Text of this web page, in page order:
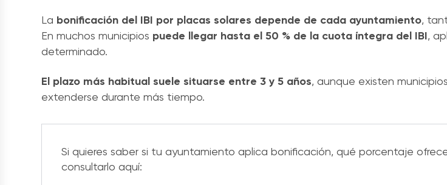
La bonificación del IBI por placas solares depende de cada ayuntamiento,
En muchos municipios puede llegar hasta el 50 % de la cuota íntegra del IBI,
determinado.
El plazo más habitual suele situarse entre 3 y 5 años, aunque existen
extenderse durante más tiempo.
Si quieres saber si tu ayuntamiento aplica bonificación, qué porcentaje
consultarlo aquí: